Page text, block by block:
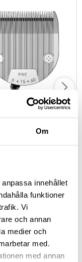
Om
innehållet
funktioner
Vi
och annan
medier och
med.
med annan